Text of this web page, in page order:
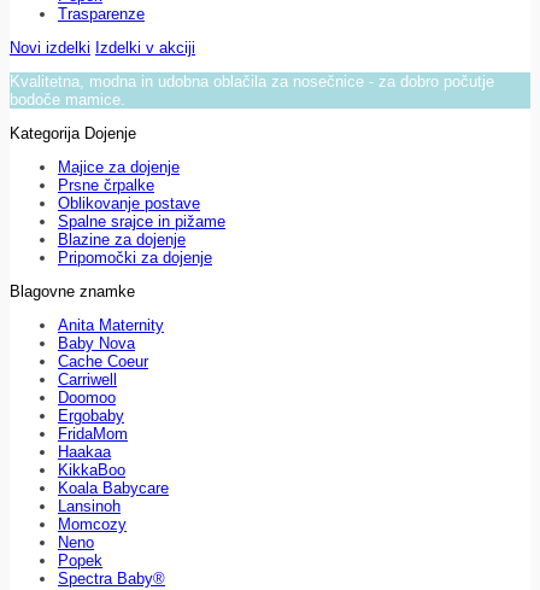
Trasparenze
Novi izdelki Izdelki v akciji
Kvalitetna, modna in udobna oblačila za nosečnice - za dobro počutje
bodoče mamice.
Kategorija Dojenje
Majice za dojenje
Prsne črpalke
Oblikovanje postave
Spalne srajce in pižame
Blazine za dojenje
Pripomočki za dojenje
Blagovne znamke
Anita Maternity
Baby Nova
Cache Coeur
Carriwell
Doomoo
Ergobaby
FridaMom
Haakaa
KikkaBoo
Koala Babycare
Lansinoh
Momcozy
Neno
Popek
Spectra Baby®